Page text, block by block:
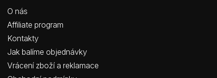
O nás
Affiliate program
Kontakty
Jak balíme objednávky
Vrácení zboží a reklamace